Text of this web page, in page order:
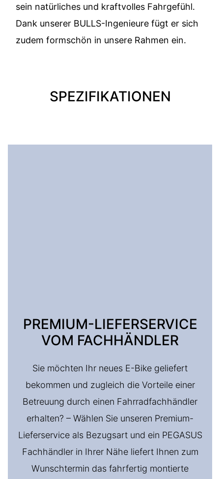
sein natürliches und kraftvolles Fahrgefühl.
Dank unserer BULLS-Ingenieure fügt er sich
zudem formschön in unsere Rahmen ein.
SPEZIFIKATIONEN
PREMIUM-LIEFERSERVICE
VOM FACHHÄNDLER
Sie möchten Ihr neues E-Bike geliefert
bekommen und zugleich die Vorteile einer
Betreuung durch einen Fahrradfachhändler
erhalten? – Wählen Sie unseren Premium-
Lieferservice als Bezugsart und ein PEGASUS
Fachhändler in Ihrer Nähe liefert Ihnen zum
Wunschtermin das fahrfertig montierte